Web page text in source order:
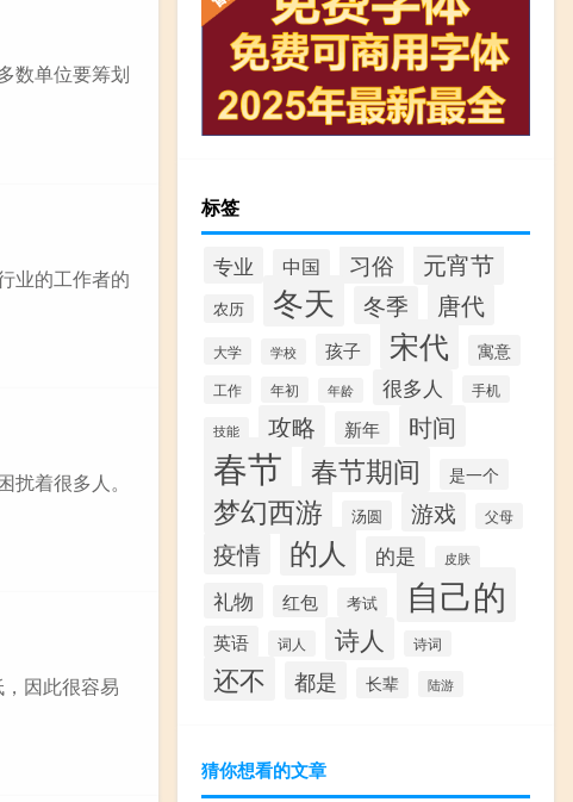
数单位要筹划
业的工作者的
着很多人。
因此很容易
标签
专业 中国 习俗 元宵节
农历 冬天 冬季 唐代
大学 学校 孩子 宋代 寓意
工作 年初 年龄 很多人 手机
技能 攻略 新年 时间
春节 春节期间 是一个
梦幻西游 汤圆 游戏 父母
疫情 的人 的是 皮肤
礼物 红包 考试 自己的
英语 词人 诗人 诗词
还不 都是 长辈 陆游
猜你想看的文章